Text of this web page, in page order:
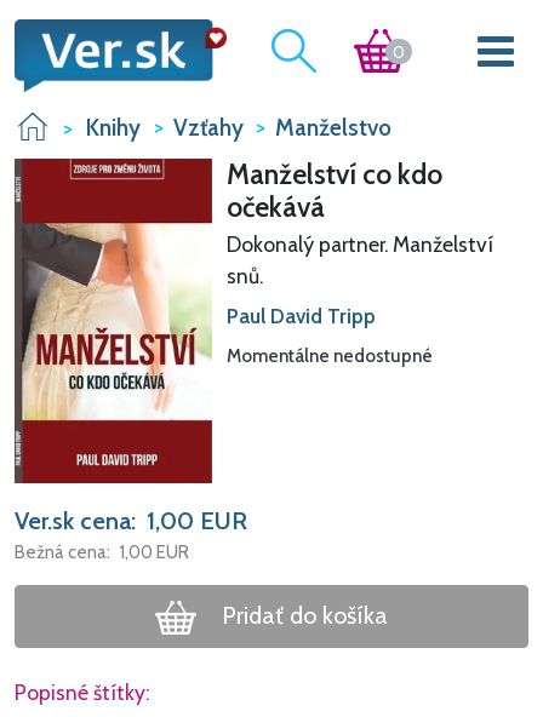
0
Knihy Vzťahy Manželstvo
Manželství co kdo
očekává
Dokonalý partner. Manželství
snů.
Paul David Tripp
Momentálne nedostupné
Ver.sk cena: 1,00 EUR
Bežná cena: 1,00 EUR
Pridať do košíka
Popisné štítky: